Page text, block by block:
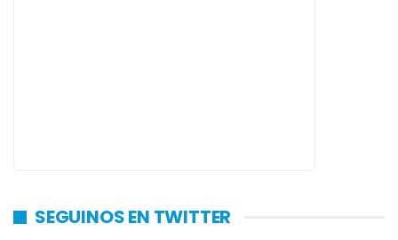
SEGUINOS EN TWITTER